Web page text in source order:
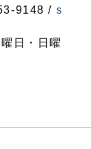
9148 / s
日・日曜